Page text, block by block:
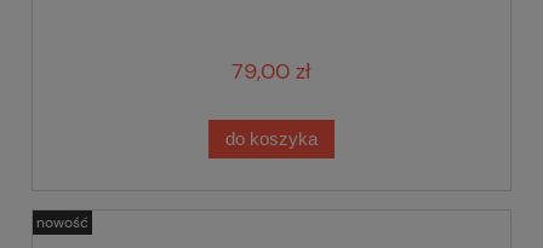
79,00 zł
do koszyka
nowość